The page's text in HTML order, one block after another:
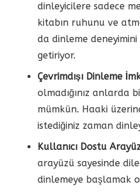
dinleyicilere sadece
kitabın ruhunu ve
da dinleme
getiriyor.
Çevrimdışı Dinleme
olmadığınız anlarda
mümkün. Haaki
istediğiniz zaman
Kullanıcı Dostu
arayüzü sayesinde
dinlemeye başlamak